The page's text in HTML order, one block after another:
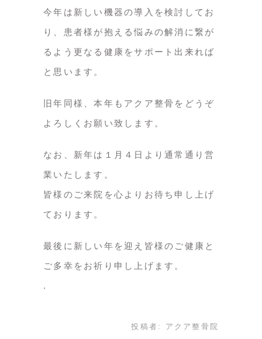
今年は新しい機器の導入を検討してお
り、患者様が抱える悩みの解消に繋が
るよう更なる健康をサポート出来れば
と思います。
旧年同様、本年もアクア整骨をどうぞ
よろしくお願い致します。
なお、新年は１月４日より通常通り営
業いたします。
皆様のご来院を心よりお待ち申し上げ
ております。
最後に新しい年を迎え皆様のご健康と
ご多幸をお祈り申し上げます。
投稿者: アクア整骨院